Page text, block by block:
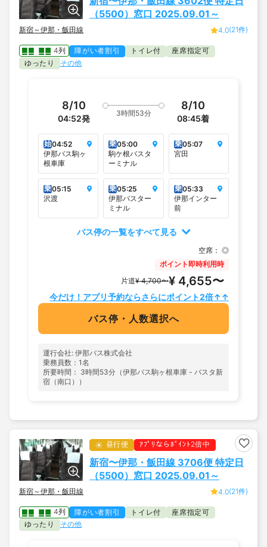
（5500）窓口 2025.09.01～
新宿～伊那・飯田線 4.0(21件)
4列 障がい者割引 トイレ付
座席指定可
ゆったり
その他
8/10
04:52発
3時間53分
8/10
08:45着
始04:52
伊那バス駒ヶ
根車庫
乗05:00
駒ケ根バスタ
ーミナル
乗05:07
宮田
乗05:15
沢渡
乗05:25
伊那バスター
ミナル
乗05:33
伊那インター
前
バス停の一覧をすべて見る
空席： ◎
ポイント即時利用時
片道¥ 4,700〜¥ 4,655〜
今だけ！アプリ予約ならさらにポイント2倍↑↑
バス停・人数選択へ
運行会社: 伊那バス株式会社
乗務員数：1名
所要時間： 3時間53分（伊那バス駒ヶ根車庫 - バスタ新
宿（南口））
昼行便 ｱﾌﾟﾘならﾎﾟｲﾝﾄ2倍中
新宿〜伊那・飯田線 3706便 特定日
（5500）窓口 2025.09.01～
新宿～伊那・飯田線 4.0(21件)
4列 障がい者割引 トイレ付
座席指定可
ゆったり
その他